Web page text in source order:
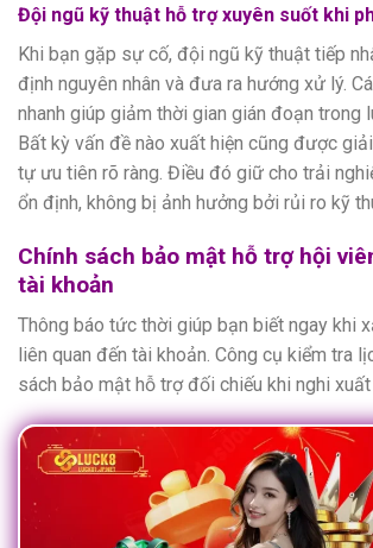
Đội ngũ kỹ thuật hỗ trợ xuyên suốt khi
Khi bạn gặp sự cố, đội ngũ kỹ thuật tiếp
định nguyên nhân và đưa ra hướng xử lý.
nhanh giúp giảm thời gian gián đoạn trong
Bất kỳ vấn đề nào xuất hiện cũng được
tự ưu tiên rõ ràng. Điều đó giữ cho trải
ổn định, không bị ảnh hưởng bởi rủi ro kỹ
Chính sách bảo mật hỗ trợ hội
tài khoản
Thông báo tức thời giúp bạn biết ngay khi
liên quan đến tài khoản. Công cụ kiểm tra
sách bảo mật hỗ trợ đối chiếu khi nghi